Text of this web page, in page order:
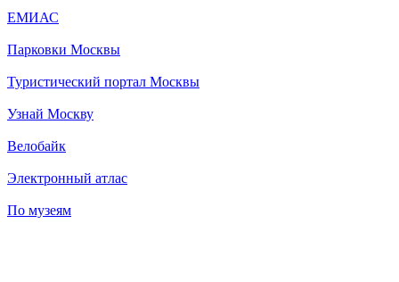
ЕМИАС
Парковки Москвы
Туристический портал Москвы
Узнай Москву
Велобайк
Электронный атлас
По музеям